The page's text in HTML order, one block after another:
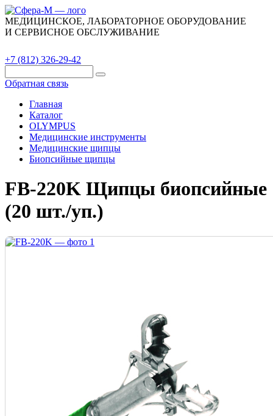
МЕДИЦИНСКОЕ, ЛАБОРАТОРНОЕ ОБОРУДОВАНИЕ
И СЕРВИСНОЕ ОБСЛУЖИВАНИЕ
+7 (812) 326-29-42
Обратная связь
Главная
Каталог
OLYMPUS
Медицинские инструменты
Медицинские щипцы
Биопсийные щипцы
FB-220K Щипцы биопсийные
(20 шт./уп.)